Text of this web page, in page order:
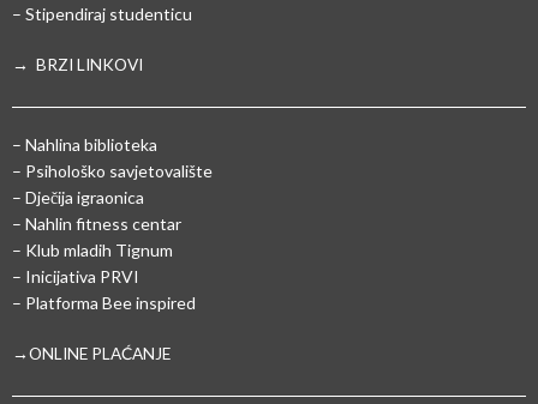
– Stipendiraj studenticu
→ BRZI LINKOVI
– Nahlina biblioteka
– Psihološko savjetovalište
– Dječija igraonica
– Nahlin fitness centar
– Klub mladih Tignum
– Inicijativa PRVI
– Platforma Bee inspired
→ONLINE PLAĆANJE